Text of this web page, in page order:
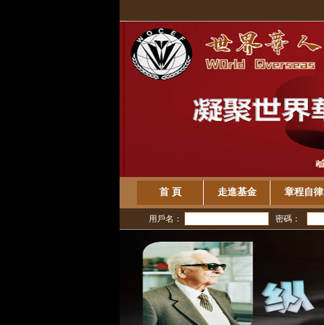
首 頁 走進基金 章程自律
用戶名： 密碼：